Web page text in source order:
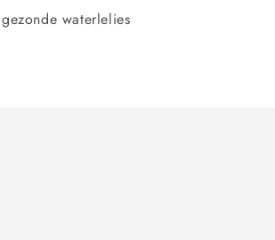
waterlelies